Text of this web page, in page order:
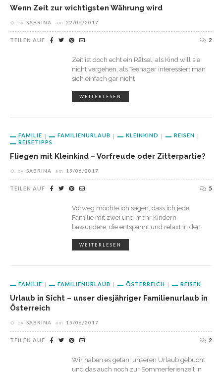
Wenn Zeit zur wichtigsten Währung wird
by SABRINA am 22/06/2017
TEILEN AUF 2
Zeit ist doch echt ein Rätsel, als Kind will sie
nicht vergehen, als Teenager interessiert man
sich einfach gar nicht
WEITERLESEN
FAMILIE FAMILIENURLAUB KLEINKIND
REISEN
REISETIPPS
Fliegen mit Kleinkind – Vorfreude oder Zitterpartie?
by SABRINA am 19/06/2017
TEILEN AUF 5
Vorweg möchte ich sagen, dass ich jede
Familie mit zwei und mehr Kindern
bewundere, die entspannt und relaxt in den
WEITERLESEN
FAMILIE FAMILIENURLAUB ÖSTERREICH REISEN
Urlaub in Sicht – unser diesjähriger Familienurlaub in
Österreich
by SABRINA am 15/06/2017
TEILEN AUF 2
Wir haben es getan: unseren Urlaub gebucht
und das auch noch zur Sommerferienzeit in